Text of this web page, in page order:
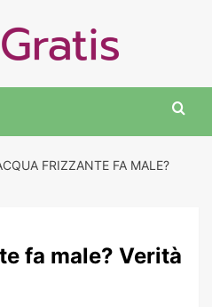
FRIZZANTE FA MALE?
fa male? Verità